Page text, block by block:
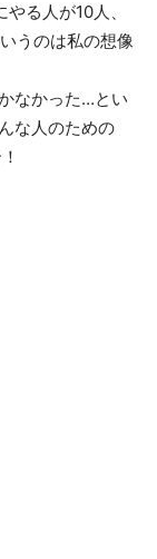
る人が10人、
うのは私の想像
なかった…とい
な人のための